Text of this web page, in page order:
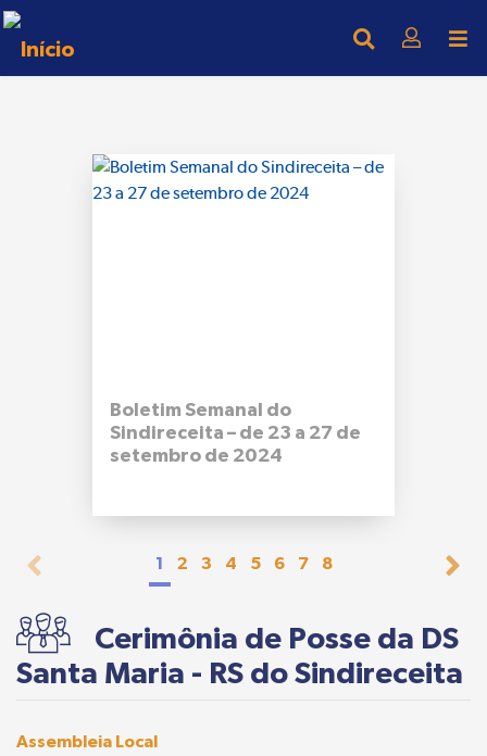
Boletim Semanal do
Sindireceita – de 23 a 27 de
setembro de 2024
1 2 3 4 5 6 7 8
Cerimônia de Posse da DS
Santa Maria - RS do Sindireceita
Assembleia Local